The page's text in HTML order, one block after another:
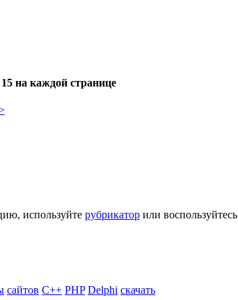
на каждой странице
используйте рубрикатор или воспользуйтесь
сайтов C++ PHP Delphi скачать